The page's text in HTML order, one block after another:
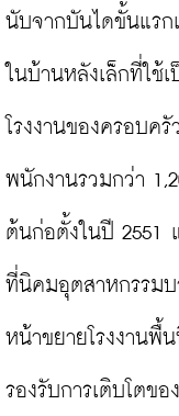
นับจากบันไดขั้นแรก
ในบ้านหลังเล็กที่ใช้
โรงงานของครอบค
พนักงานรวมกว่า
ต้นก่อตั้งในปี 2551
ที่นิคมอุตสาหกรรม
หน้าขยายโรงงานพื้
รองรับการเติบโตข